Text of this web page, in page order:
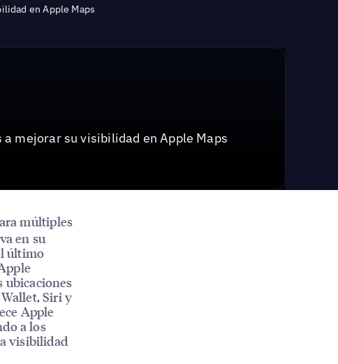
en Apple Maps
mejorar su visibilidad en Apple Maps
múltiples
en su
último
ubicaciones
Siri y
Apple
a los
visibilidad